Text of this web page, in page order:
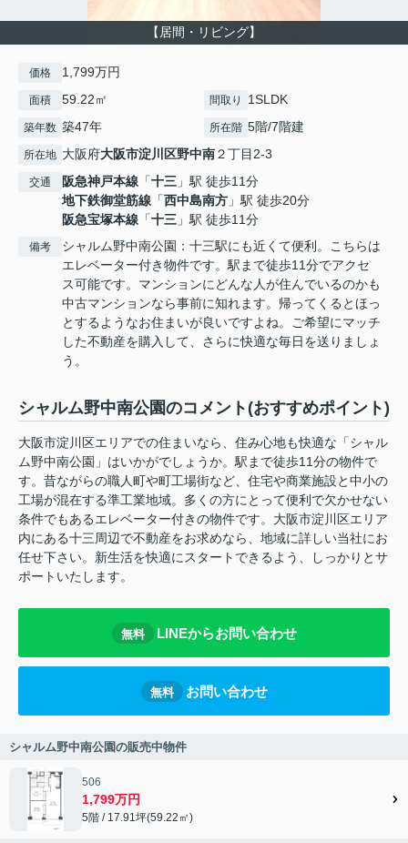
【居間・リビング】
価格 1,799万円
面積 59.22㎡ 間取り 1SLDK
築年数 築47年 所在階 5階/7階建
所在地 大阪府大阪市淀川区野中南２丁目2-3
交通 阪急神戸本線 「十三 」駅 徒歩11分
地下鉄御堂筋線 「西中島南方 」駅 徒歩20分
阪急宝塚本線 「十三 」駅 徒歩11分
備考
シャルム野中南公園：十三駅にも近くて便利。こちらは
エレベーター付き物件です。駅まで徒歩11分でアクセ
ス可能です。マンションにどんな人が住んでいるのかも
中古マンションなら事前に知れます。帰ってくるとほっ
とするようなお住まいが良いですよね。ご希望にマッチ
した不動産を購入して、さらに快適な毎日を送りましょ
う。
シャルム野中南公園のコメント(おすすめポイント)
大阪市淀川区エリアでの住まいなら、住み心地も快適な「シャル
ム野中南公園」はいかがでしょうか。駅まで徒歩11分の物件で
す。昔ながらの職人町や町工場街など、住宅や商業施設と中小の
工場が混在する準工業地域。多くの方にとって便利で欠かせない
条件でもあるエレベーター付きの物件です。大阪市淀川区エリア
内にある十三周辺で不動産をお求めなら、地域に詳しい当社にお
任せ下さい。新生活を快適にスタートできるよう、しっかりとサ
ポートいたします。
無料 LINEからお問い合わせ
無料 お問い合わせ
シャルム野中南公園の販売中物件
506
1,799万円
5階 / 17.91坪(59.22㎡)